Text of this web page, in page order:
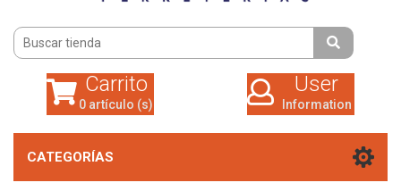
Carrito
0 artículo (s)
User
Information
CATEGORÍAS